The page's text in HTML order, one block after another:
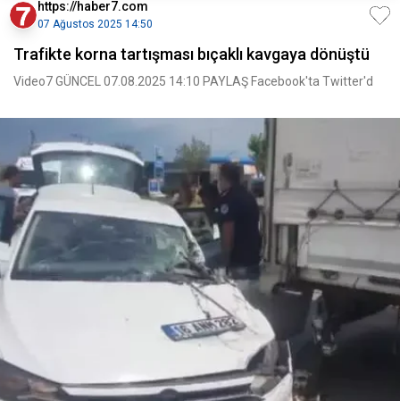
https://haber7.com
07 Ağustos 2025 14:50
Trafikte korna tartışması bıçaklı kavgaya dönüştü
Video7 GÜNCEL 07.08.2025 14:10 PAYLAŞ Facebook'ta Twitter'd